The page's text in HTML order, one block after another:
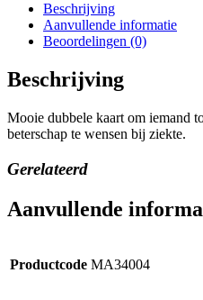
Beschrijving
Aanvullende informatie
Beoordelingen (0)
Beschrijving
Mooie dubbele kaart om iemand
beterschap te wensen bij ziekte.
Gerelateerd
Aanvullende
Productcode MA34004